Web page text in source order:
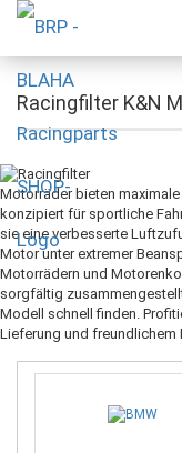
Racingfilter K&N
Motorräder bieten
konzipiert für sportliche
sie eine verbesserte
Motor unter extremer
Motorrädern und
sorgfältig
Modell schnell finden.
Lieferung und freundlichem